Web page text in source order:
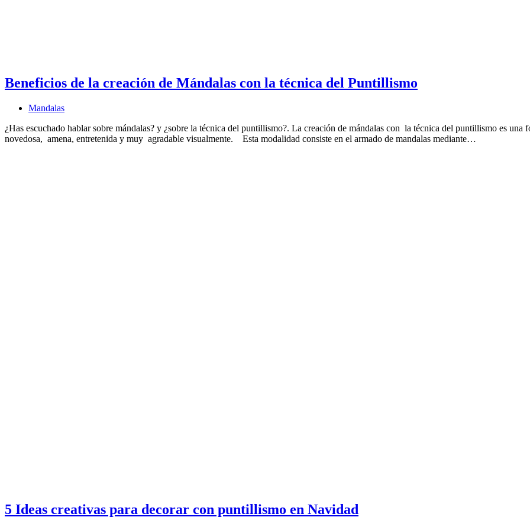
Beneficios de la creación de Mándalas con la técnica del Puntillismo
Mandalas
¿Has escuchado hablar sobre mándalas? y ¿sobre la técnica del puntillismo?. La creación de mándalas con la técnica del puntillismo es una
novedosa, amena, entretenida y muy agradable visualmente. Esta modalidad consiste en el armado de mandalas mediante…
5 Ideas creativas para decorar con puntillismo en Navidad